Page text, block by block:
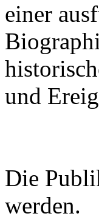
einer
und
Die
werden.